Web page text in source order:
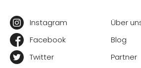
Instagram
Facebook
Twitter
Über
Blog
Partner